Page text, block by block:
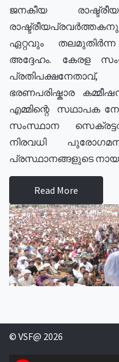
ജനകീയ
ഏറ്റവും
അദ്ദേഹം. കേരള
ഭരണപരിഷ്കാര
എമ്മിന്റെ സഥാപക
സംസ്ഥാന
നിരവധി
പ്രസ്ഥാനങ്ങളുടെ
Read More
© VSF@ 2026